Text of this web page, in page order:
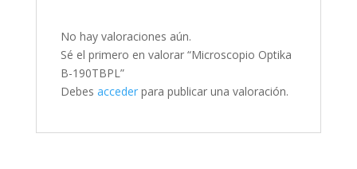
No hay valoraciones aún.
Sé el primero en valorar “Microscopio Optika
B-190TBPL”
Debes accederpara publicar una valoración.